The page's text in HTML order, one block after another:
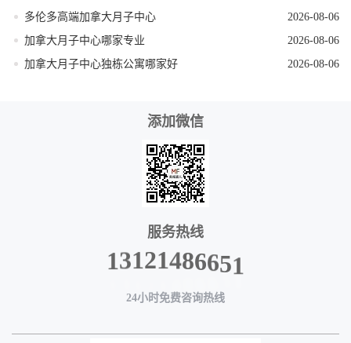
多伦多高端加拿大月子中心
2026-08-06
加拿大月子中心哪家专业
2026-08-06
加拿大月子中心独栋公寓哪家好
2026-08-06
添加微信
服务热线
13121486651
24小时免费咨询热线